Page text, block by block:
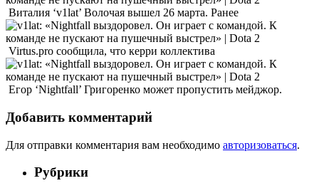
Виталия ‘v1lat’ Волочая вышел 26 марта. Ранее
Virtus.pro сообщила, что керри коллектива
Егор ‘Nightfall’ Григоренко может пропустить мейджор.
Добавить комментарий
Для отправки комментария вам необходимо авторизоваться.
Рубрики